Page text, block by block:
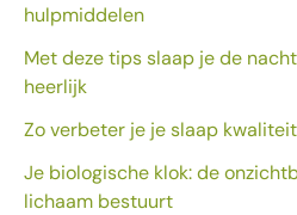
hulpmiddelen
Met deze tips slaap je de
heerlijk
Zo verbeter je je slaap
Je biologische klok: de
lichaam bestuurt